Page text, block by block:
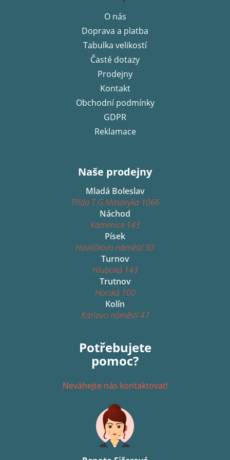
O nás
Doprava a platba
Tabulka velikostí
Časté dotazy
Prodejny
Kontakt
Obchodní podmínky
GDPR
Reklamace
Naše prodejny
Mladá Boleslav
Třída T.G.Masaryka 1066
Náchod
Kamenice 143
Písek
Havlíčkovo náměstí 93
Turnov
Hluboká 143
Trutnov
Horská 100
Kolín
Karlovo náměstí 47
Potřebujete
pomoc?
Neváhejte nás kontaktovat!